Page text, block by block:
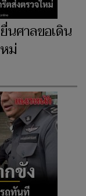
นศาลขอเดิน
ม่